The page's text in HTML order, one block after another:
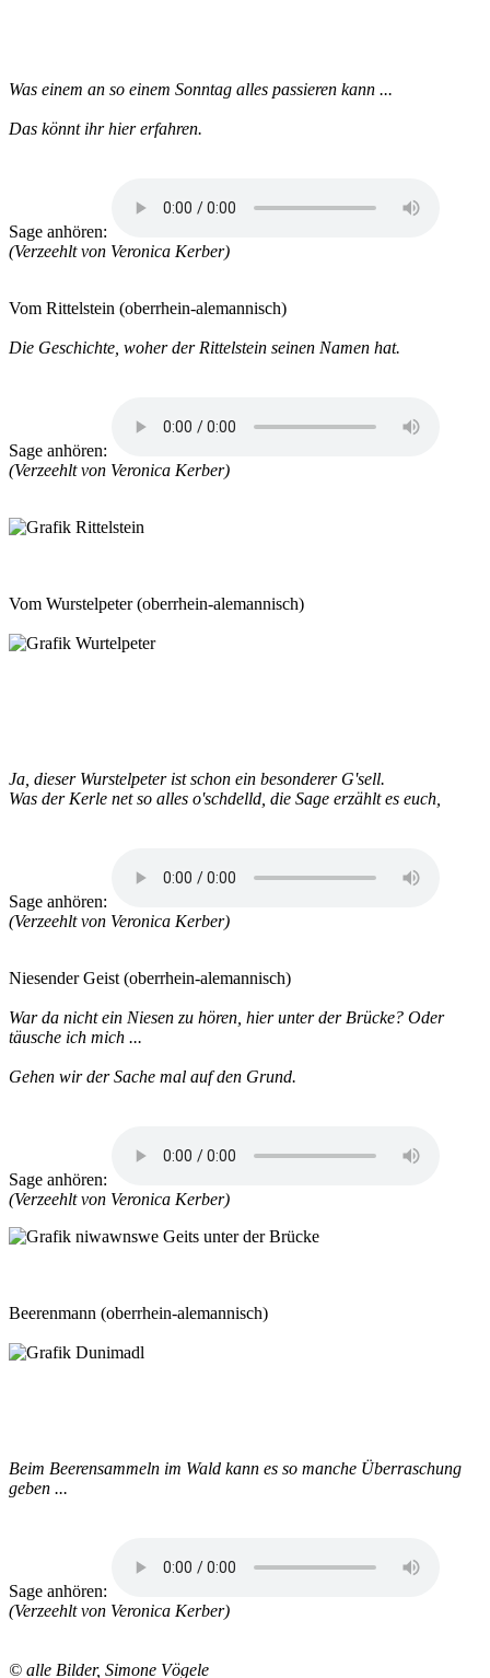
Was einem an so einem Sonntag alles passieren kann ...
Das könnt ihr hier erfahren.
Sage anhören:
(Verzeehlt von Veronica Kerber)
Vom Rittelstein (oberrhein-alemannisch)
Die Geschichte, woher der Rittelstein seinen Namen hat.
Sage anhören:
(Verzeehlt von Veronica Kerber)
Vom Wurstelpeter(oberrhein-alemannisch)
Ja, dieser Wurstelpeter ist schon ein besonderer G'sell.
Was der Kerle net so alles o'schdelld, die Sage erzählt es euch,
Sage anhören:
(Verzeehlt von Veronica Kerber)
Niesender Geist (oberrhein-alemannisch)
War da nicht ein Niesen zu hören, hier unter der Brücke? Oder
täusche ich mich ...
Gehen wir der Sache mal auf den Grund.
Sage anhören:
(Verzeehlt von Veronica Kerber)
Beerenmann (oberrhein-alemannisch)
Beim Beerensammeln im Wald kann es so manche Überraschung
geben ...
Sage anhören:
(Verzeehlt von Veronica Kerber)
© alle Bilder, Simone Vögele